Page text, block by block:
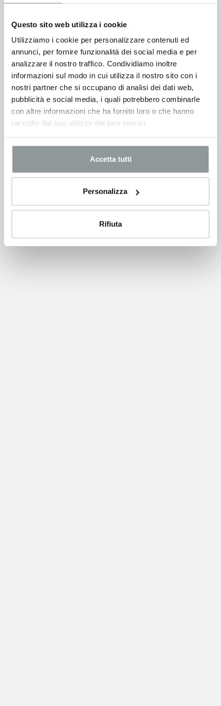
Questo sito web utilizza i cookie
Utilizziamo i cookie per personalizzare contenuti ed
annunci, per fornire funzionalità dei social media e per
analizzare il nostro traffico. Condividiamo inoltre
informazioni sul modo in cui utilizza il nostro sito con i
nostri partner che si occupano di analisi dei dati web,
pubblicità e social media, i quali potrebbero combinarle
con altre informazioni che ha fornito loro o che hanno
raccolto dal suo utilizzo dei loro servizi.
Accetta tutti
Personalizza
Rifiuta
VEDI SCHEDA